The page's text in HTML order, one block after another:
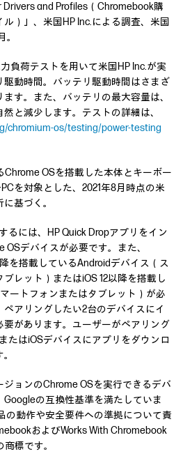
Drivers and Profiles（Chromebook購
）」、米国HP Inc.による調査、米国
。
負荷テストを用いて米国HP Inc.が実
動時間。バッテリ駆動時間はさまざ
す。また、バッテリの最大容量は、
と減少します。テストの詳細は、
chromium-os/testing/power-testing
Chrome OSを搭載した本体とキーボー
PCを対象とした、2021年8月時点の米
基づく。
るには、HP Quick Dropアプリをイン
OSデバイスが必要です。また、
を搭載しているAndroidデバイス（ス
レット）またはiOS 12以降を搭載し
ートフォンまたはタブレット）が必
アリングしたい2台のデバイスにイ
要があります。ユーザーがペアリング
たはiOSデバイスにアプリをダウンロ
ジョンのChrome OSを実行できるデバ
Googleの互換性基準を満たしていま
の動作や安全要件ヘの準拠について責
およびWorks With Chromebook
標です。